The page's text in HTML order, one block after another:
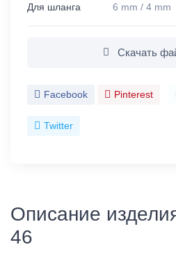
Для шланга 6 mm / 4 mm
Скачать
Facebook Pinterest
Twitter
Описание
46